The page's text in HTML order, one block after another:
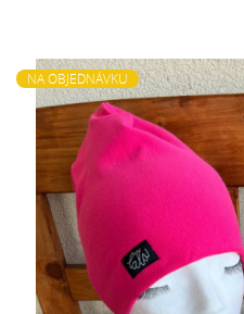
NA OBJEDNÁVKU